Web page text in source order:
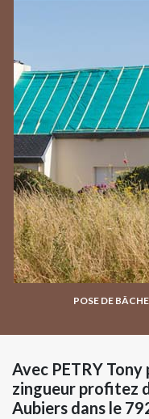
POSE DE
Avec PETRY
zingueur profitez
Aubiers dans le